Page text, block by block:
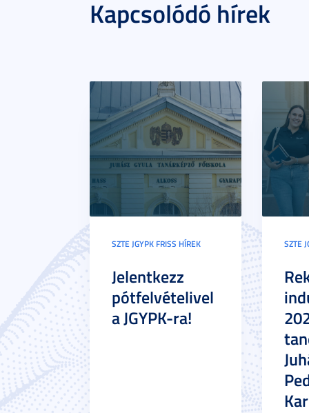
Kapcsolódó hírek
SZTE JGYPK FRISS HÍREK
Jelentkezz
pótfelvételivel
a JGYPK-ra!
SZTE